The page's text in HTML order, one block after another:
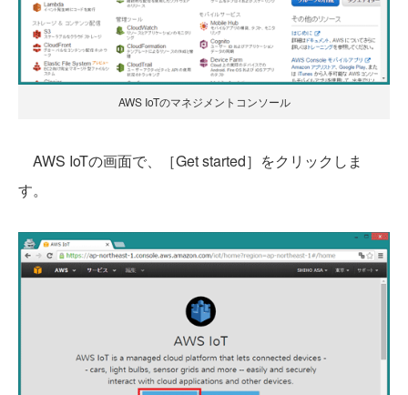
AWS IoTのマネジメントコンソール
AWS IoTの画面で、［Get started］をクリックしま
す。